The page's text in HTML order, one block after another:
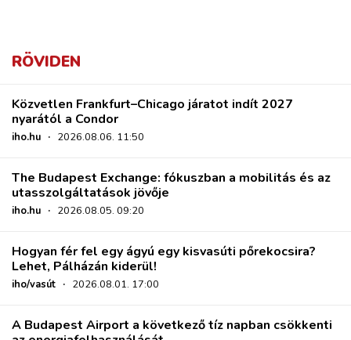
RÖVIDEN
Közvetlen Frankfurt–Chicago járatot indít 2027
nyarától a Condor
iho.hu · 2026.08.06. 11:50
The Budapest Exchange: fókuszban a mobilitás és az
utasszolgáltatások jövője
iho.hu · 2026.08.05. 09:20
Hogyan fér fel egy ágyú egy kisvasúti pőrekocsira?
Lehet, Pálházán kiderül!
iho/vasút · 2026.08.01. 17:00
A Budapest Airport a következő tíz napban csökkenti